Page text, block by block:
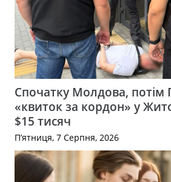
Спочатку Молдова, потім
«квиток за кордон» у
$15 тисяч
П’ятниця, 7 Серпня, 2026